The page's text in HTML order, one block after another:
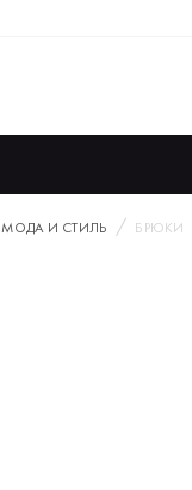
МОДА И СТИЛЬ БРЮКИ